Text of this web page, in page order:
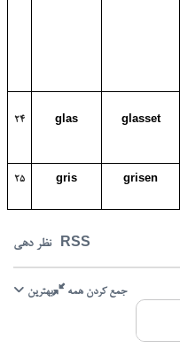
24 glas glasset
25 gris grisen
نظر دهی RSS
بهترین جمع کردن همه